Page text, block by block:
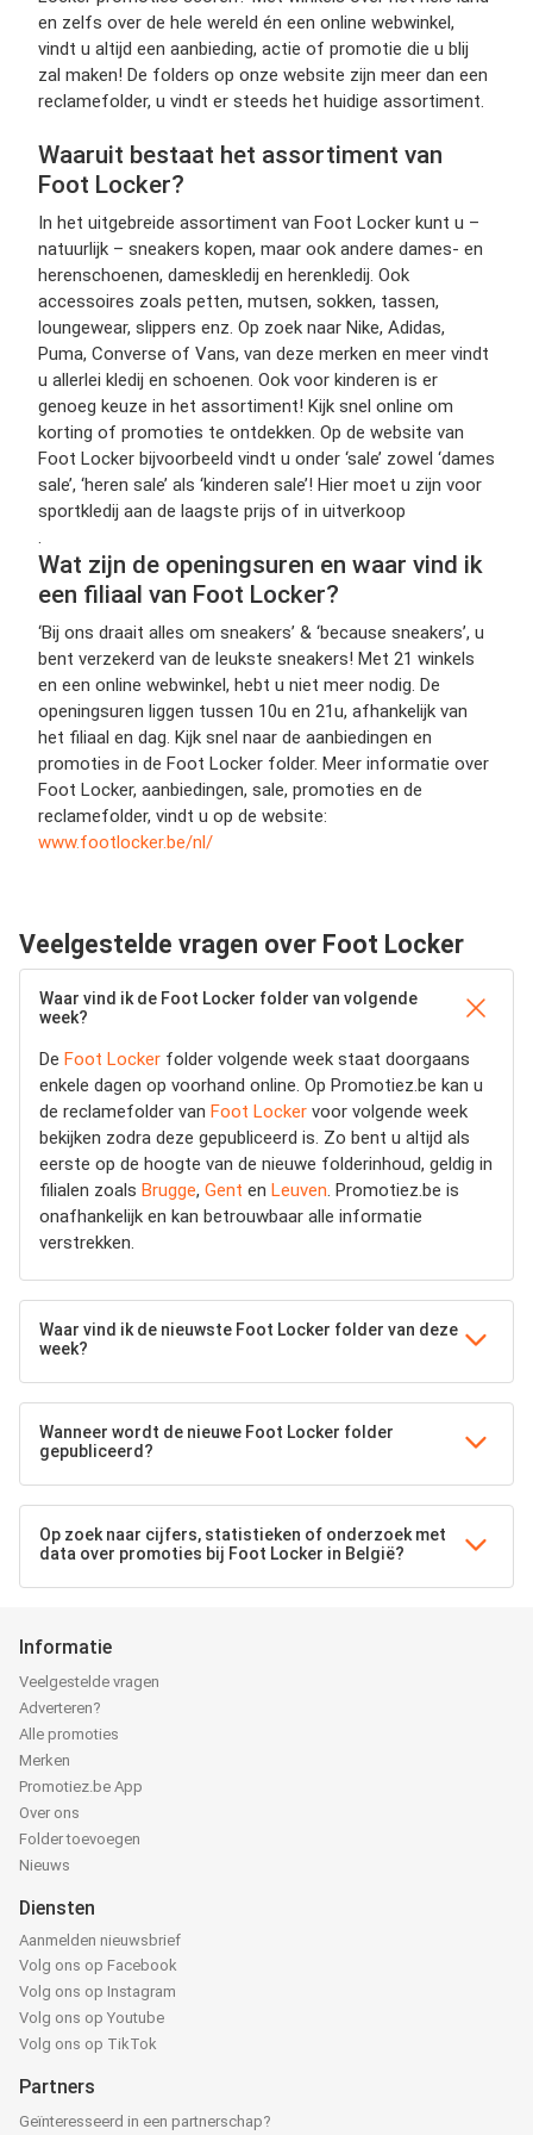
en zelfs over de hele wereld én een online webwinkel,
vindt u altijd een aanbieding, actie of promotie die u blij
zal maken! De folders op onze website zijn meer dan een
reclamefolder, u vindt er steeds het huidige assortiment.
Waaruit bestaat het assortiment van
Foot Locker?
In het uitgebreide assortiment van Foot Locker kunt u –
natuurlijk – sneakers kopen, maar ook andere dames- en
herenschoenen, dameskledij en herenkledij. Ook
accessoires zoals petten, mutsen, sokken, tassen,
loungewear, slippers enz. Op zoek naar Nike, Adidas,
Puma, Converse of Vans, van deze merken en meer vindt
u allerlei kledij en schoenen. Ook voor kinderen is er
genoeg keuze in het assortiment! Kijk snel online om
korting of promoties te ontdekken. Op de website van
Foot Locker bijvoorbeeld vindt u onder ‘sale’ zowel ‘dames
sale’, ‘heren sale’ als ‘kinderen sale’! Hier moet u zijn voor
sportkledij aan de laagste prijs of in uitverkoop
.
Wat zijn de openingsuren en waar vind ik
een filiaal van Foot Locker?
‘Bij ons draait alles om sneakers’ & ‘because sneakers’, u
bent verzekerd van de leukste sneakers! Met 21 winkels
en een online webwinkel, hebt u niet meer nodig. De
openingsuren liggen tussen 10u en 21u, afhankelijk van
het filiaal en dag. Kijk snel naar de aanbiedingen en
promoties in de Foot Locker folder. Meer informatie over
Foot Locker, aanbiedingen, sale, promoties en de
reclamefolder, vindt u op de website:
www.footlocker.be/nl/
Veelgestelde vragen over Foot Locker
Waar vind ik de Foot Locker folder van volgende
week?
De Foot Locker folder volgende week staat doorgaans
enkele dagen op voorhand online. Op Promotiez.be kan u
de reclamefolder van Foot Locker voor volgende week
bekijken zodra deze gepubliceerd is. Zo bent u altijd als
eerste op de hoogte van de nieuwe folderinhoud, geldig in
filialen zoals Brugge, Gent en Leuven. Promotiez.be is
onafhankelijk en kan betrouwbaar alle informatie
verstrekken.
Waar vind ik de nieuwste Foot Locker folder van deze
week?
Wanneer wordt de nieuwe Foot Locker folder
gepubliceerd?
Op zoek naar cijfers, statistieken of onderzoek met
data over promoties bij Foot Locker in België?
Informatie
Veelgestelde vragen
Adverteren?
Alle promoties
Merken
Promotiez.be App
Over ons
Folder toevoegen
Nieuws
Diensten
Aanmelden nieuwsbrief
Volg ons op Facebook
Volg ons op Instagram
Volg ons op Youtube
Volg ons op TikTok
Partners
Geïnteresseerd in een partnerschap?